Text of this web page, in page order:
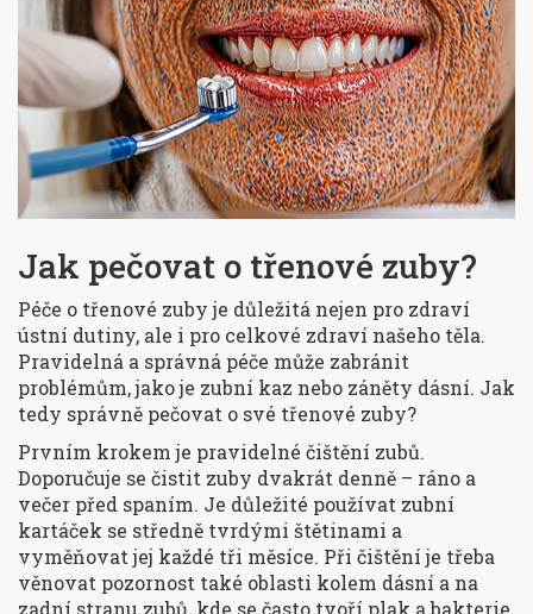
Jak pečovat o třenové zuby?
Péče o třenové zuby je důležitá nejen pro zdraví
ústní dutiny, ale i pro celkové zdraví našeho těla.
Pravidelná a správná péče může zabránit
problémům, jako je zubní kaz nebo záněty dásní. Jak
tedy správně pečovat o své třenové zuby?
Prvním krokem je pravidelné čištění zubů.
Doporučuje se čistit zuby dvakrát denně – ráno a
večer před spaním. Je důležité používat zubní
kartáček se středně tvrdými štětinami a
vyměňovat jej každé tři měsíce. Při čištění je třeba
věnovat pozornost také oblasti kolem dásní a na